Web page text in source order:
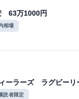
63万1000円
相場
ーラーズ ラグビーリ
読者限定